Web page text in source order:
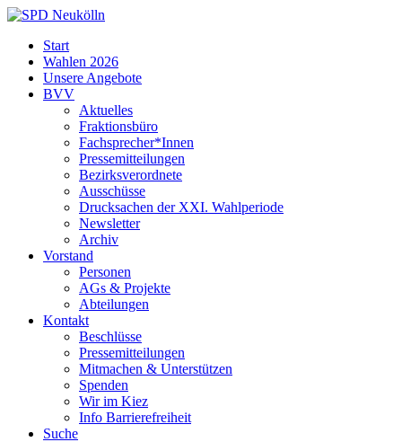
Skip
content
Neukölln
Start
Wahlen 2026
Unsere Angebote
BVV
Aktuelles
Fraktionsbüro
Fachsprecher*Innen
Pressemitteilungen
Bezirksverordnete
Ausschüsse
Drucksachen der XXI. Wahlperiode
Newsletter
Archiv
Vorstand
Personen
AGs & Projekte
Abteilungen
Kontakt
Beschlüsse
Pressemitteilungen
Mitmachen & Unterstützen
Spenden
Wir im Kiez
Info Barrierefreiheit
Suche